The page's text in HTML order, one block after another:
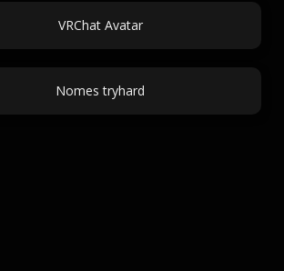
VRChat Avatar
Nomes tryhard